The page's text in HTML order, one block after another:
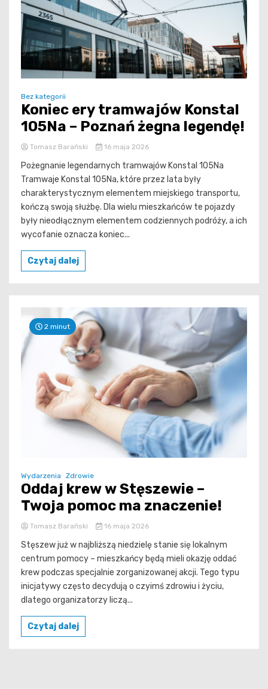
Bez kategorii
Koniec ery tramwajów Konstal
105Na – Poznań żegna legendę!
Tomasz Barański 16 maja 2026
Pożegnanie legendarnych tramwajów Konstal 105Na
Tramwaje Konstal 105Na, które przez lata były
charakterystycznym elementem miejskiego transportu,
kończą swoją służbę. Dla wielu mieszkańców te pojazdy
były nieodłącznym elementem codziennych podróży, a ich
wycofanie oznacza koniec...
Czytaj dalej
2 minut
Wydarzenia Zdrowie
Oddaj krew w Stęszewie –
Twoja pomoc ma znaczenie!
Tomasz Barański 16 maja 2026
Stęszew już w najbliższą niedzielę stanie się lokalnym
centrum pomocy – mieszkańcy będą mieli okazję oddać
krew podczas specjalnie zorganizowanej akcji. Tego typu
inicjatywy często decydują o czyimś zdrowiu i życiu,
dlatego organizatorzy liczą...
Czytaj dalej